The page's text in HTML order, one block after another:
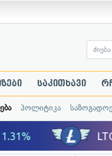
საკითხავი
პოლიტიკა